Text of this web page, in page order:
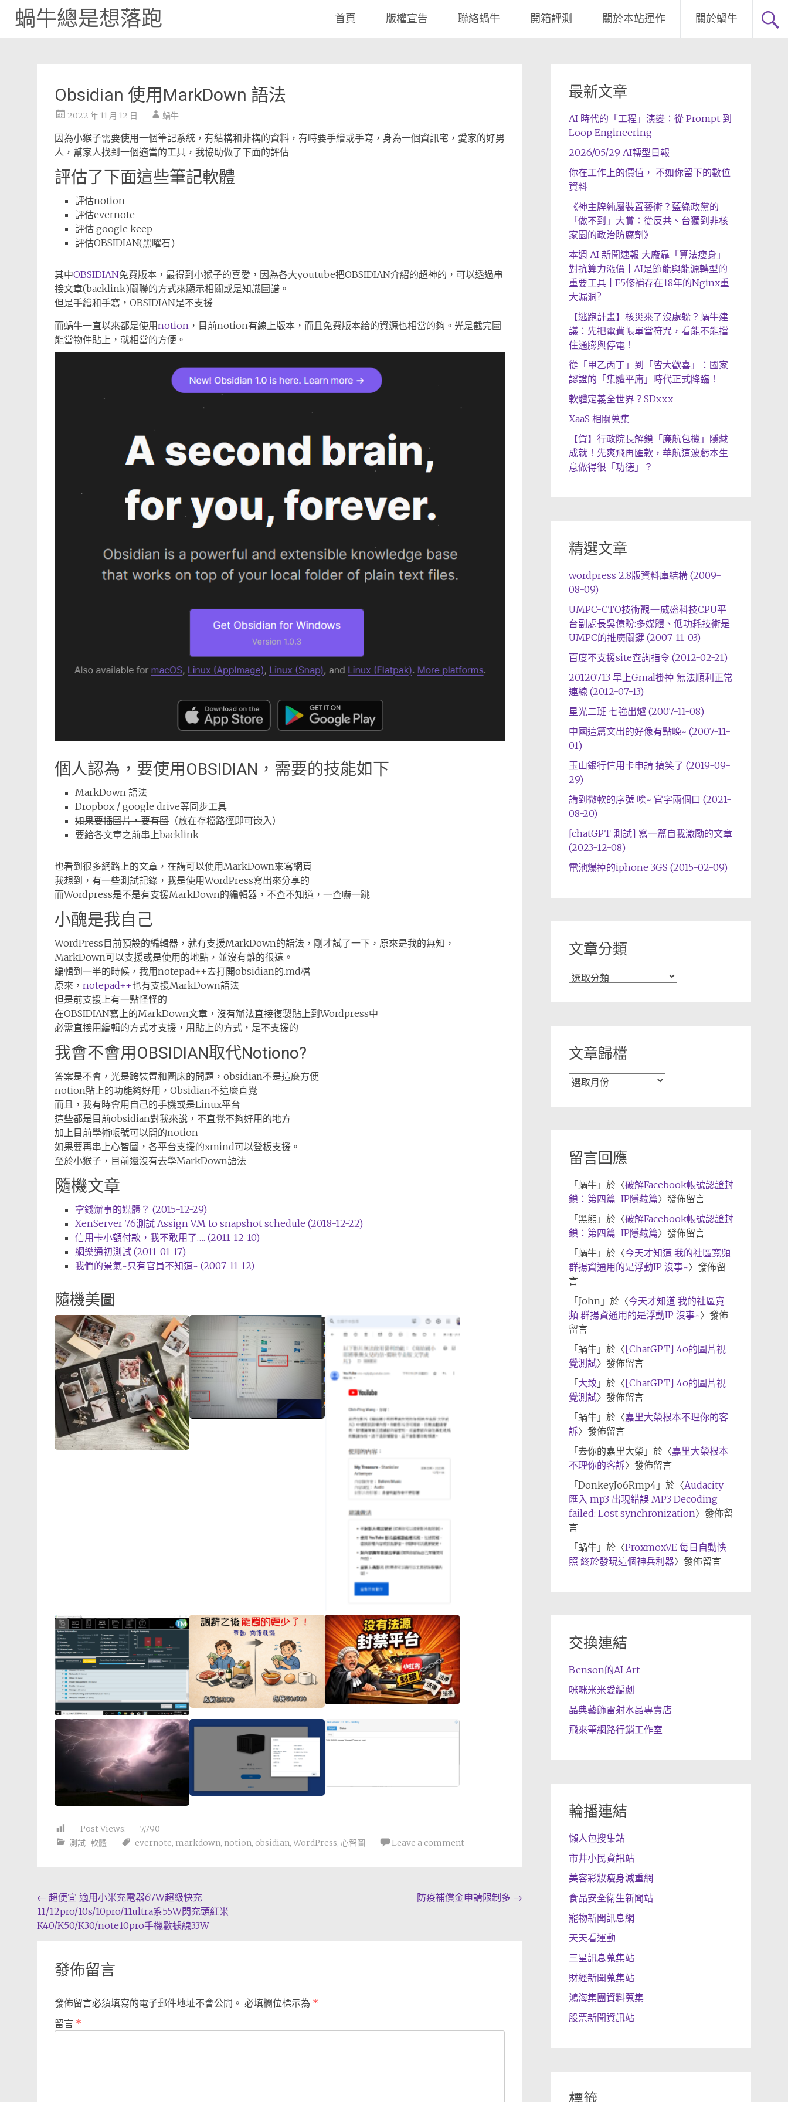
蝸牛總是想落跑 首頁 版權宣告 聯絡蝸牛 開箱評測 關於本站運作 關於蝸牛
Obsidian 使用MarkDown 語法
2022 年 11 月 12 日 蝸牛
因為小猴子需要使用一個筆記系統，有結構和非構的資料，有時要手繪或手寫，身為一個資訊宅，愛家的好男
人，幫家人找到一個適當的工具，我協助做了下面的評估
評估了下面這些筆記軟體
評估notion
評估evernote
評估 google keep
評估OBSIDIAN(黑曜石)
其中OBSIDIAN免費版本，最得到小猴子的喜愛，因為各大youtube把OBSIDIAN介紹的超神的，可以透過串
接文章(backlink)關聯的方式來顯示相關或是知識圖譜。
但是手繪和手寫，OBSIDIAN是不支援
而蝸牛一直以來都是使用notion ，目前notion有線上版本，而且免費版本給的資源也相當的夠。光是截完圖
能當物件貼上，就相當的方便。
個人認為，要使用OBSIDIAN，需要的技能如下
MarkDown 語法
Dropbox / google drive等同步工具
如果要插圖片，要有圖 （放在存檔路徑即可嵌入）
要給各文章之前串上backlink
也看到很多網路上的文章，在講可以使用MarkDown來寫網頁
我想到，有一些測試記錄，我是使用WordPress寫出來分享的
而Wordpress是不是有支援MarkDown的編輯器，不查不知道，一查嚇一跳
小醜是我自己
WordPress目前預設的編輯器，就有支援MarkDown的語法，剛才試了一下，原來是我的無知，
MarkDown可以支援或是使用的地點，並沒有離的很遠。
編輯到一半的時候，我用notepad++去打開obsidian的.md檔
原來， notepad++也有支援MarkDown語法
但是前支援上有一點怪怪的
在OBSIDIAN寫上的MarkDown文章，沒有辦法直接復製貼上到Wordpress中
必需直接用編輯的方式才支援，用貼上的方式，是不支援的
我會不會用OBSIDIAN取代Notiono?
答案是不會，光是跨裝置和圖床的問題，obsidian不是這麼方便
notion貼上的功能夠好用，Obsidian不這麼直覺
而且，我有時會用自己的手機或是Linux平台
這些都是目前obsidian對我來說，不直覺不夠好用的地方
加上目前學術帳號可以開的notion
如果要再串上心智圖，各平台支援的xmind可以登板支援。
至於小猴子，目前還沒有去學MarkDown語法
隨機文章
拿錢辦事的媒體？ (2015-12-29)
XenServer 7.6測試 Assign VM to snapshot schedule (2018-12-22)
信用卡小額付款，我不敢用了…. (2011-12-10)
網樂通初測試 (2011-01-17)
我們的景氣~只有官員不知道~ (2007-11-12)
隨機美圖
Post Views:
7,790
測試-軟體
evernote, markdown, notion, obsidian, WordPress, 心智圖 Leave a comment
Post
navigation
← 超便宜 適用小米充電器67W超級快充
11/12pro/10s/10pro/11ultra系55W閃充頭紅米
K40/K50/K30/note10pro手機數據線33W
防疫補償金申請限制多 →
發佈留言
發佈留言必須填寫的電子郵件地址不會公開。 必填欄位標示為 *
留言 *
最新文章
AI 時代的「工程」演變：從 Prompt 到
Loop Engineering
2026/05/29 AI轉型日報
你在工作上的價值， 不如你留下的數位
資料
《神主牌純屬裝置藝術？藍綠政黨的
「做不到」大賞：從反共、台獨到非核
家園的政治防腐劑》
本週 AI 新聞速報 大廠靠「算法瘦身」
對抗算力漲價 | AI是節能與能源轉型的
重要工具 | F5修補存在18年的Nginx重
大漏洞?
【逃跑計畫】核災來了沒處躲？蝸牛建
議：先把電費帳單當符咒，看能不能擋
住通膨與停電！
從「甲乙丙丁」到「皆大歡喜」：國家
認證的「集體平庸」時代正式降臨！
軟體定義全世界？SDxxx
XaaS 相關蒐集
【賀】行政院長解鎖「廉航包機」隱藏
成就！先爽飛再匯款，華航這波虧本生
意做得很「功德」？
精選文章
wordpress 2.8版資料庫結構 (2009-
08-09)
UMPC-CTO技術觀—威盛科技CPU平
台副處長吳億盼:多媒體、低功耗技術是
UMPC的推廣關鍵 (2007-11-03)
百度不支援site查詢指令 (2012-02-21)
20120713 早上Gmal掛掉 無法順利正常
連線 (2012-07-13)
星光二班 七強出爐 (2007-11-08)
中國這篇文出的好像有點晚~ (2007-11-
01)
玉山銀行信用卡申請 搞笑了 (2019-09-
29)
講到微軟的序號 唉~ 官字兩個口 (2021-
08-20)
[chatGPT 測試] 寫一篇自我激勵的文章
(2023-12-08)
電池爆掉的iphone 3GS (2015-02-09)
文章分類
文
文章歸檔
文
留言回應
「 蝸牛」於〈破解Facebook帳號認證封
鎖：第四篇-IP隱藏篇〉發佈留言
「 黑熊 」於〈破解Facebook帳號認證封
鎖：第四篇-IP隱藏篇〉發佈留言
「 蝸牛」於〈今天才知道 我的社區寬頻
群揚資通用的是浮動IP 沒事~〉發佈留
言
「 John」於〈今天才知道 我的社區寬
頻 群揚資通用的是浮動IP 沒事~〉發佈
留言
「 蝸牛」於〈[ChatGPT] 4o的圖片視
覺測試〉發佈留言
「 大致 」於〈[ChatGPT] 4o的圖片視
覺測試〉發佈留言
「 蝸牛」於〈嘉里大榮根本不理你的客
訴〉發佈留言
「 去你的嘉里大榮 」於〈嘉里大榮根本
不理你的客訴〉發佈留言
「 DonkeyJo6Rmp4」於〈Audacity
匯入 mp3 出現錯誤 MP3 Decoding
failed: Lost synchronization〉發佈留
言
「 蝸牛」於〈ProxmoxVE 每日自動快
照 終於發現這個神兵利器〉發佈留言
交換連結
Benson的AI Art
咪咪米米愛編劇
晶典藝飾雷射水晶專賣店
飛來筆網路行銷工作室
輪播連結
懶人包搜集站
市井小民資訊站
美容彩妝瘦身減重網
食品安全衛生新聞站
寵物新聞訊息網
天天看運動
三星訊息蒐集站
財經新聞蒐集站
鴻海集團資料蒐集
股票新聞資訊站